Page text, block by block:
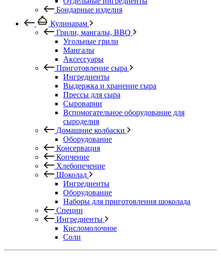
Бондарные изделия
Кулинарам
Грили, мангалы, BBQ
Угольные грили
Мангалы
Аксессуары
Приготовление сыра
Ингредиенты
Выдержка и хранение сыра
Прессы для сыра
Сыроварни
Вспомогательное оборудование для
сыроделия
Домашние колбаски
Оборудование
Консервация
Копчение
Хлебопечение
Шоколад
Ингредиенты
Оборудование
Наборы для приготовления шоколада
Специи
Ингредиенты
Кисломолочное
Соли